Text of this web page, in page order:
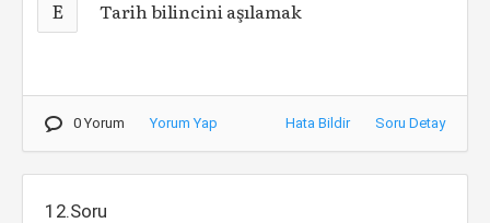
E Tarih bilincini aşılamak
0 Yorum Yorum Yap Hata Bildir Soru Detay
12.Soru